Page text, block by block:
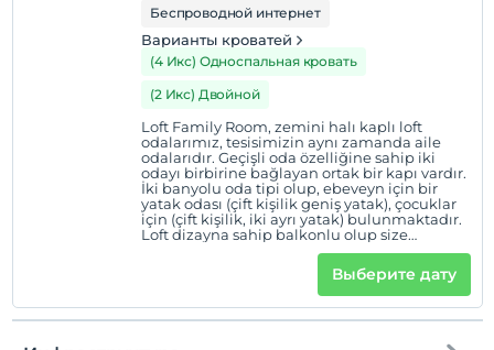
Беспроводной интернет
Варианты кроватей
(4 Икс) Односпальная кровать
(2 Икс) Двойной
Loft Family Room, zemini halı kaplı loft
odalarımız, tesisimizin aynı zamanda aile
odalarıdır. Geçişli oda özelliğine sahip iki
odayı birbirine bağlayan ortak bir kapı vardır.
İki banyolu oda tipi olup, ebeveyn için bir
yatak odası (çift kişilik geniş yatak), çocuklar
için (çift kişilik, iki ayrı yatak) bulunmaktadır.
Loft dizayna sahip balkonlu olup size
panoramik Erciyes manzarası sunar. Merkezi
ısıtma, kablosuz internet (Wİ-Fİ), emanet
kasası, LCD televizyon, mini buzdolabı (şişe
su ücretsiz ) su ısıtıcısı, bornoz, terlik, saç
kurutma makinası, oda servisi (ücretli),
telefon ( dış kullanımlar için ücretli), günlük
kat hizmeti gibi olanaklar mevcuttur. Ayrıca
Выберите дату